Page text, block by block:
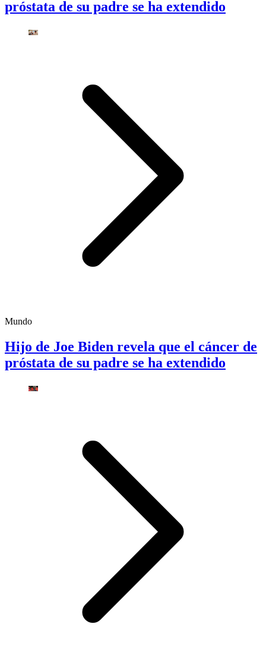
próstata de su padre se ha extendido
Mundo
Hijo de Joe Biden revela que el cáncer de
próstata de su padre se ha extendido